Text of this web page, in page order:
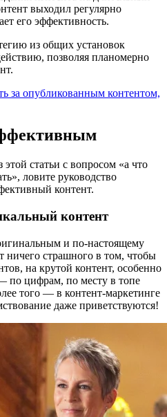
выходил регулярно
его эффективность.
из общих установок
позволяя планомерно
за опубликованным контентом,
статьи с вопросом «а что
ловите руководство
контент.
контент
и по-настоящему
ничего страшного в том, чтобы
на крутой контент, особенно
по цифрам, по месту в топе
того — в контент-маркетинге
даже приветствуются!